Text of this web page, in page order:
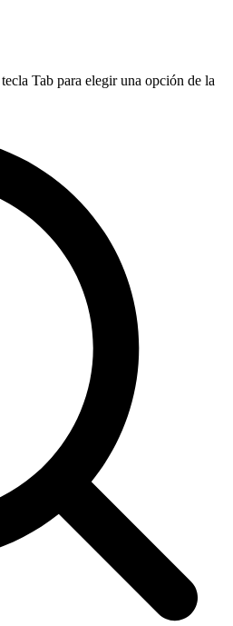
Tab para elegir una opción de la